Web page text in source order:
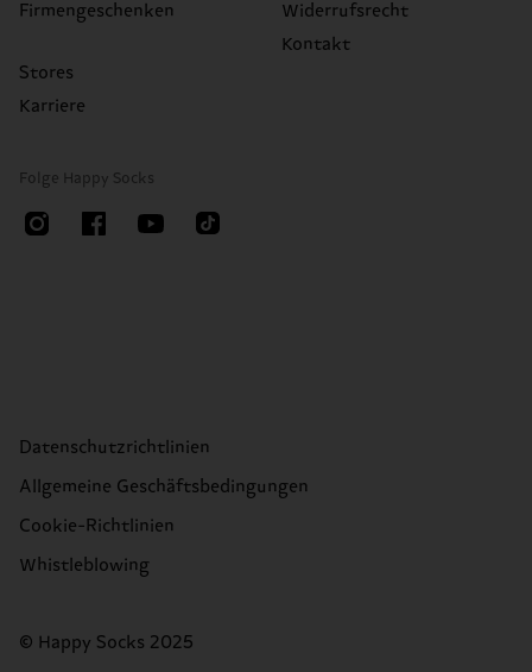
Firmengeschenken
Stores
Karriere
Widerrufsrecht
Kontakt
Folge Happy Socks
Datenschutzrichtlinien
Allgemeine Geschäftsbedingungen
Cookie-Richtlinien
Whistleblowing
© Happy Socks 2025